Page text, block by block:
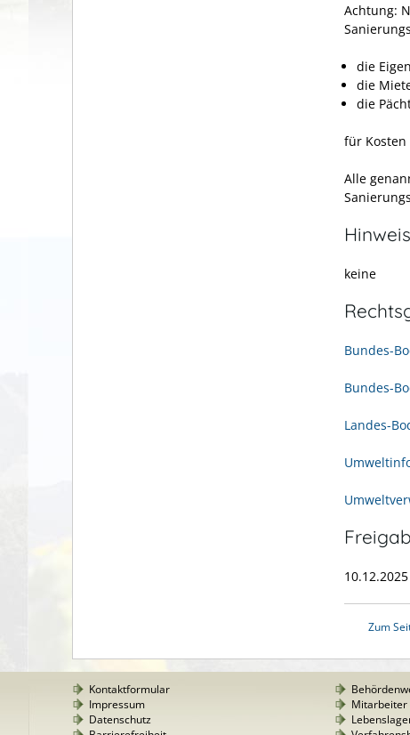
Achtung:
die
die
die
für Kosten
Alle
keine
Bundes-
Bundes-
Landes-
Zum
Kontaktformular
Impressum
Datenschutz
Mitarbeiter